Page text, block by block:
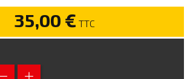
35,00 € TTC